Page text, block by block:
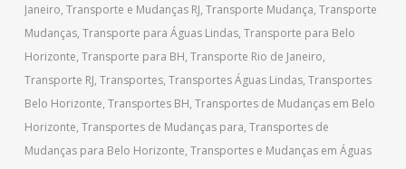
Janeiro, Transporte e Mudanças RJ, Transporte Mudança, Transporte
Mudanças, Transporte para Águas Lindas, Transporte para Belo
Horizonte, Transporte para BH, Transporte Rio de Janeiro,
Transporte RJ, Transportes, Transportes Águas Lindas, Transportes
Belo Horizonte, Transportes BH, Transportes de Mudanças em Belo
Horizonte, Transportes de Mudanças para, Transportes de
Mudanças para Belo Horizonte, Transportes e Mudanças em Águas